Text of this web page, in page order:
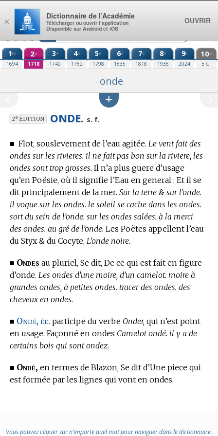
Aller au contenu
1re
1694
2e
1718
3e
1740
4e
1762
5e
1798
6e
1835
7e
1878
8e
1935
9e
2024
10e
E.C.
onde
2eÉDITION ONDE. s. f.
■ Flot, souslevement de l’eau agitée. Le vent fait des
ondes sur les rivieres. il ne fait pas bon sur la riviere, les
ondes sont trop grosses. Il n’a plus guere d’usage
qu’en Poësie, où il signifie l’Eau en general : Et il se
dit principalement de la mer. Sur la terre & sur l’onde.
il vogue sur les ondes. le soleil se cache dans les ondes.
sort du sein de l’onde. sur les ondes salées. à la merci
des ondes. au gré de l’onde. Les Poëtes appellent l’eau
du Styx & du Cocyte, L’onde noire.
■ Ondes au pluriel, Se dit, De ce qui est fait en figure
d’onde. Les ondes d’une moire, d’un camelot. moire à
grandes ondes, à petites ondes. tracer des ondes. des
cheveux en ondes.
■ Ondé, ée. participe du verbe Onder, qui n’est point
en usage. Façonné en ondes Camelot ondé. il y a de
certains bois qui sont ondez.
■ Ondé, en termes de Blazon, Se dit d’Une piece qui
est formée par les lignes qui vont en ondes.
Vous pouvez cliquer sur n’importe quel mot pour naviguer dans le dictionnaire.
×
Dictionnaire de l’Académie
Télécharger ou ouvrir l’application
Disponible sur Android et iOS
OUVRIR